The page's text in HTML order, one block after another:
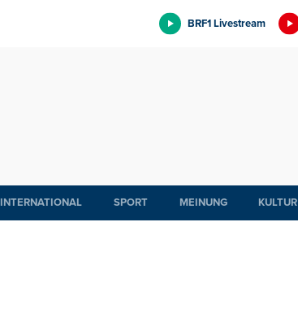
BRF1 Livestream
INTERNATIONAL SPORT MEINUNG KULTUR